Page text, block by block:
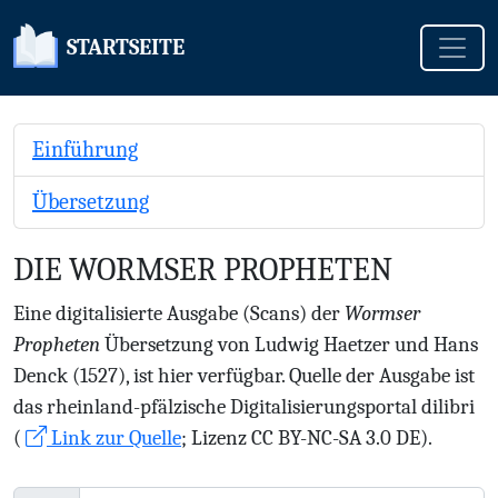
STARTSEITE
Einführung
Übersetzung
DIE WORMSER PROPHETEN
Eine digitalisierte Ausgabe (Scans) der Wormser
ProphetenÜbersetzung von Ludwig Haetzer und Hans
Denck (1527), ist hier verfügbar. Quelle der Ausgabe ist
das rheinland-pfälzische Digitalisierungsportal dilibri
(
Link zur Quelle; Lizenz CC BY-NC-SA 3.0 DE).